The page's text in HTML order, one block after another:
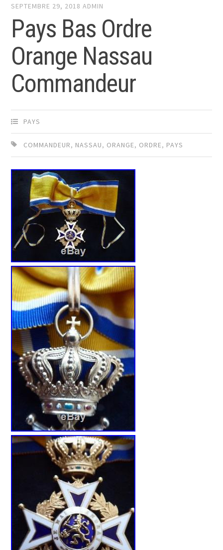
SEPTEMBRE 29, 2018 ADMIN
Pays Bas Ordre
Orange Nassau
Commandeur
PAYS
COMMANDEUR, NASSAU, ORANGE, ORDRE, PAYS